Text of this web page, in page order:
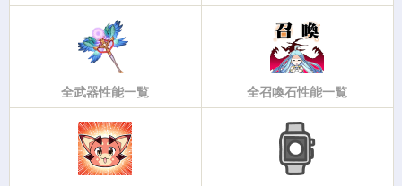
全武器性能一覧 全召喚石性能一覧